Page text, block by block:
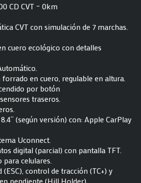
CD CVT – 0km
CVT con simulación de 7 marchas.
cuero ecológico con detalles
en cuero, regulable en altura.
por botón
traseros.
(según versión) con: Apple CarPlay
Uconnect.
digital (parcial) con pantalla TFT.
celulares.
control de tracción (TC+) y
pendiente (Hill Holder).